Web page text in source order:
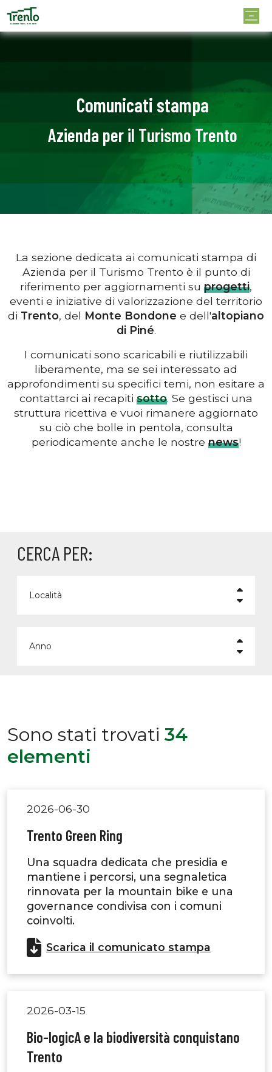
Comunicati stampa
Azienda per il Turismo Trento
La sezione dedicata ai comunicati stampa di
Azienda per il Turismo Trento è il punto di
riferimento per aggiornamenti su progetti,
eventi e iniziative di valorizzazione del territorio
di Trento, del Monte Bondone e dell'altopiano
di Piné.
I comunicati sono scaricabili e riutilizzabili
liberamente, ma se sei interessato ad
approfondimenti su specifici temi, non esitare a
contattarci ai recapiti sotto. Se gestisci una
struttura ricettiva e vuoi rimanere aggiornato
su ciò che bolle in pentola, consulta
periodicamente anche le nostre news!
CERCA PER:
Località
Anno
Sono stati trovati 34
elementi
2026-06-30
Trento Green Ring
Una squadra dedicata che presidia e
mantiene i percorsi, una segnaletica
rinnovata per la mountain bike e una
governance condivisa con i comuni
coinvolti.
Scarica il comunicato stampa
2026-03-15
Bio-logicA e la biodiversità conquistano
Trento